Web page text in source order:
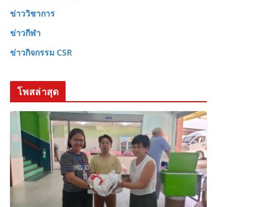
ข่าววิชาการ
ข่าวกีฬา
ข่าวกิจกรรม CSR
โพสล่าสุด